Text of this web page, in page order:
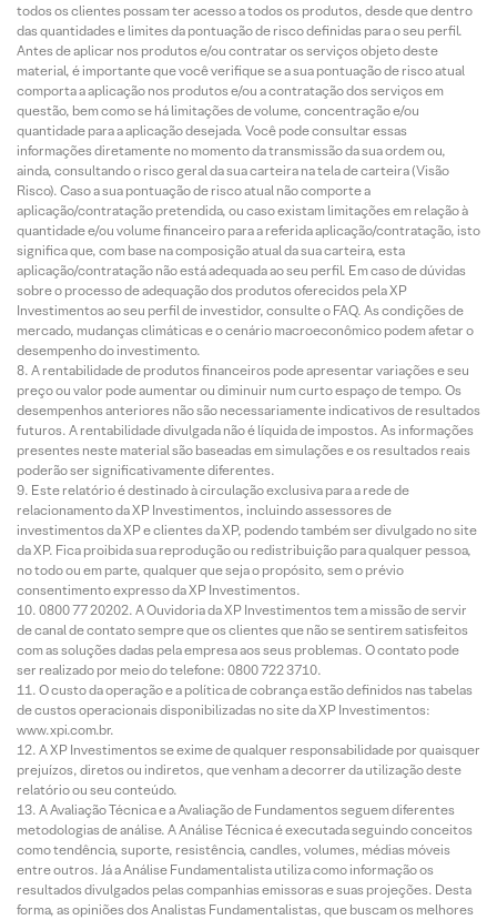
todos os clientes possam ter acesso a todos os produtos, desde que dentro
das quantidades e limites da pontuação de risco definidas para o seu perfil.
Antes de aplicar nos produtos e/ou contratar os serviços objeto deste
material, é importante que você verifique se a sua pontuação de risco atual
comporta a aplicação nos produtos e/ou a contratação dos serviços em
questão, bem como se há limitações de volume, concentração e/ou
quantidade para a aplicação desejada. Você pode consultar essas
informações diretamente no momento da transmissão da sua ordem ou,
ainda, consultando o risco geral da sua carteira na tela de carteira (Visão
Risco). Caso a sua pontuação de risco atual não comporte a
aplicação/contratação pretendida, ou caso existam limitações em relação à
quantidade e/ou volume financeiro para a referida aplicação/contratação, isto
significa que, com base na composição atual da sua carteira, esta
aplicação/contratação não está adequada ao seu perfil. Em caso de dúvidas
sobre o processo de adequação dos produtos oferecidos pela XP
Investimentos ao seu perfil de investidor, consulte o FAQ. As condições de
mercado, mudanças climáticas e o cenário macroeconômico podem afetar o
desempenho do investimento.
A rentabilidade de produtos financeiros pode apresentar variações e seu
preço ou valor pode aumentar ou diminuir num curto espaço de tempo. Os
desempenhos anteriores não são necessariamente indicativos de resultados
futuros. A rentabilidade divulgada não é líquida de impostos. As informações
presentes neste material são baseadas em simulações e os resultados reais
poderão ser significativamente diferentes.
Este relatório é destinado à circulação exclusiva para a rede de
relacionamento da XP Investimentos, incluindo assessores de
investimentos da XP e clientes da XP, podendo também ser divulgado no site
da XP. Fica proibida sua reprodução ou redistribuição para qualquer pessoa,
no todo ou em parte, qualquer que seja o propósito, sem o prévio
consentimento expresso da XP Investimentos.
0800 77 20202. A Ouvidoria da XP Investimentos tem a missão de servir
de canal de contato sempre que os clientes que não se sentirem satisfeitos
com as soluções dadas pela empresa aos seus problemas. O contato pode
ser realizado por meio do telefone: 0800 722 3710.
O custo da operação e a política de cobrança estão definidos nas tabelas
de custos operacionais disponibilizadas no site da XP Investimentos:
www.xpi.com.br.
A XP Investimentos se exime de qualquer responsabilidade por quaisquer
prejuízos, diretos ou indiretos, que venham a decorrer da utilização deste
relatório ou seu conteúdo.
A Avaliação Técnica e a Avaliação de Fundamentos seguem diferentes
metodologias de análise. A Análise Técnica é executada seguindo conceitos
como tendência, suporte, resistência, candles, volumes, médias móveis
entre outros. Já a Análise Fundamentalista utiliza como informação os
resultados divulgados pelas companhias emissoras e suas projeções. Desta
forma, as opiniões dos Analistas Fundamentalistas, que buscam os melhores